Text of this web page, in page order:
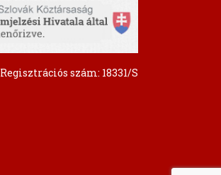
Regisztrációs szám: 18331/S